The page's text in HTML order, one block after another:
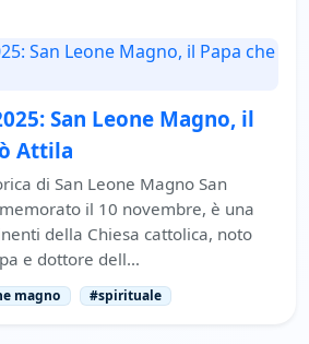
San Leone Magno, il
Attila
di San Leone Magno San
il 10 novembre, è una
della Chiesa cattolica, noto
e dottore dell…
magno #spirituale